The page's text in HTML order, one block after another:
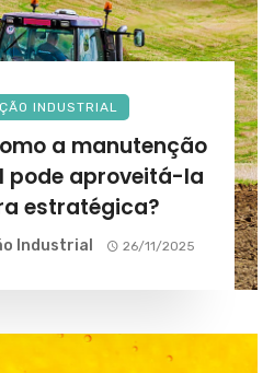
INDUSTRIAL
a manutenção
pode aproveitá-la
estratégica?
Industrial 26/11/2025